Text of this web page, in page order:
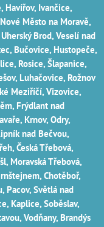
Havířov‎, Ivančice‎,
Město na Moravě‎,
Brod‎, Veselí nad
Bučovice, Hustopeče,
Rosice, Šlapanice,
Luhačovice, Rožnov
Meziříčí, Vizovice,
Frýdlant nad
Krnov, Odry,
nad Bečvou,
Česká Třebová,
Moravská Třebová,
Chotěboř,
Pacov, Světlá nad
Kaplice, Soběslav,
Vodňany, Brandýs